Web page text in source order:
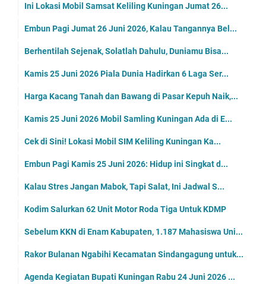
Ini Lokasi Mobil Samsat Keliling Kuningan Jumat 26...
Embun Pagi Jumat 26 Juni 2026, Kalau Tangannya Bel...
Berhentilah Sejenak, Solatlah Dahulu, Duniamu Bisa...
Kamis 25 Juni 2026 Piala Dunia Hadirkan 6 Laga Ser...
Harga Kacang Tanah dan Bawang di Pasar Kepuh Naik,...
Kamis 25 Juni 2026 Mobil Samling Kuningan Ada di E...
Cek di Sini! Lokasi Mobil SIM Keliling Kuningan Ka...
Embun Pagi Kamis 25 Juni 2026: Hidup ini Singkat d...
Kalau Stres Jangan Mabok, Tapi Salat, Ini Jadwal S...
Kodim Salurkan 62 Unit Motor Roda Tiga Untuk KDMP
Sebelum KKN di Enam Kabupaten, 1.187 Mahasiswa Uni...
Rakor Bulanan Ngabihi Kecamatan Sindangagung untuk...
Agenda Kegiatan Bupati Kuningan Rabu 24 Juni 2026 ...